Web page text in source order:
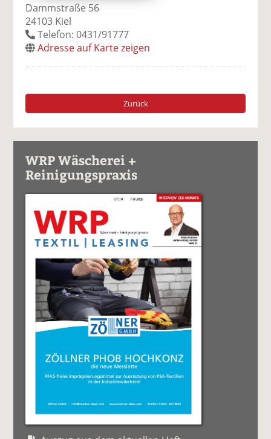
Dammstraße 56
24103 Kiel
Telefon: 0431/91777
Adresse auf Karte zeigen
Zurück
WRP Wäscherei +
Reinigungspraxis